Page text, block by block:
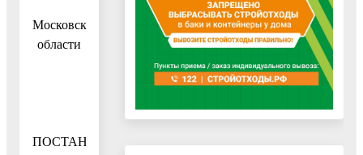
Московской
области
ПОСТАНОВЛЕНИЕ